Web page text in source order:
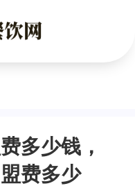
多少钱，
费多少